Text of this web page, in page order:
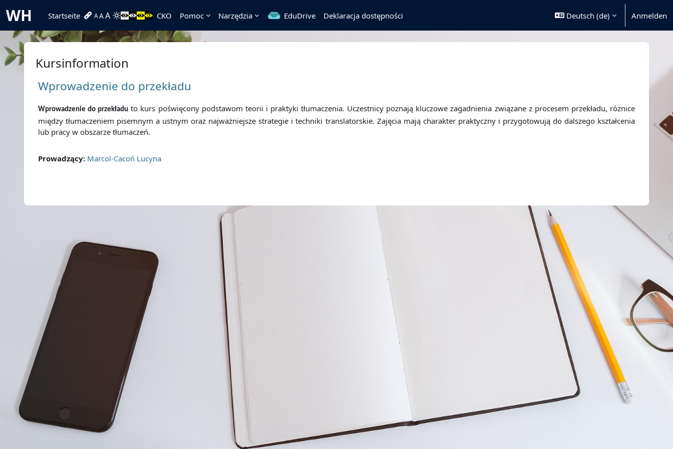
WH Startseite AAA CKO Pomoc Narzędzia EduDrive Deklaracja dostępności Deutsch ‎(de)‎ Anmelden
Kursinformation
Wprowadzenie do przekładu
Wprowadzenie do przekładu to kurs poświęcony podstawom teorii i praktyki tłumaczenia. Uczestnicy poznają kluczowe zagadnienia związane z procesem przekładu, różnice
między tłumaczeniem pisemnym a ustnym oraz najważniejsze strategie i techniki translatorskie. Zajęcia mają charakter praktyczny i przygotowują do dalszego kształcenia
lub pracy w obszarze tłumaczeń.
Prowadzący: Marcol-Cacoń Lucyna